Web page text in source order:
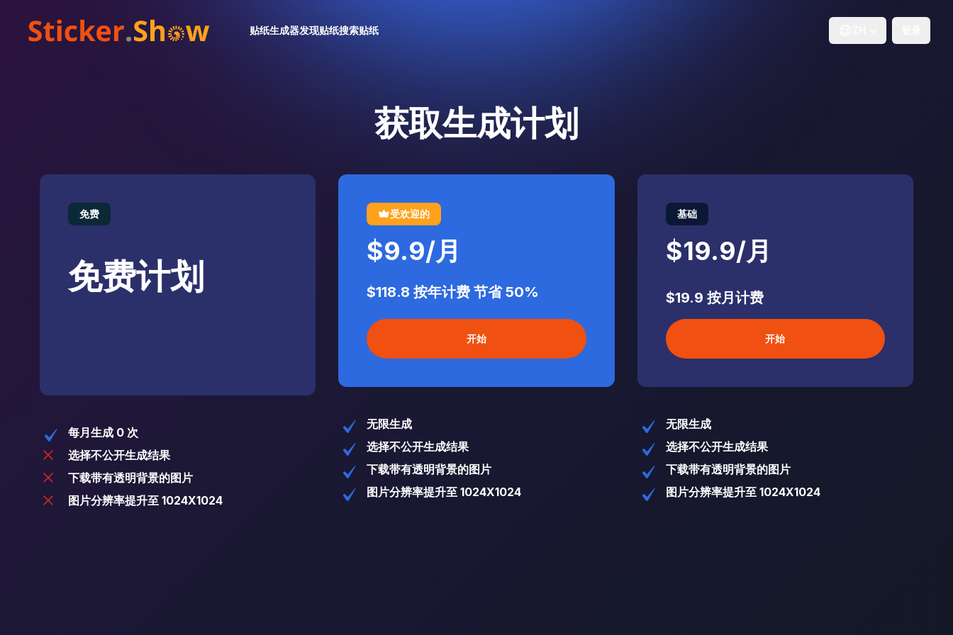
贴纸生成器发现贴纸搜索贴纸
获取生成计划
免费
免费计划
每月生成 0 次
选择不公开生成结果
下载带有透明背景的图片
图片分辨率提升至 1024X1024
受欢迎的
$9.9/月
$118.8 按年计费 节省 50%
开始
无限生成
选择不公开生成结果
下载带有透明背景的图片
图片分辨率提升至 1024X1024
基础
$19.9/月
$19.9 按月计费
开始
无限生成
选择不公开生成结果
下载带有透明背景的图片
图片分辨率提升至 1024X1024